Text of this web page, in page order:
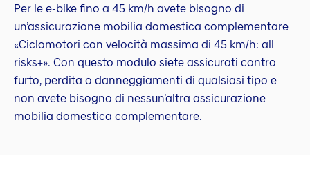
Per le e-bike fino a 45 km/h avete bisogno di
un’assicurazione mobilia domestica complementare
«Ciclomotori con velocità massima di 45 km/h: all
risks+». Con questo modulo siete assicurati contro
furto, perdita o danneggiamenti di qualsiasi tipo e
non avete bisogno di nessun’altra assicurazione
mobilia domestica complementare.